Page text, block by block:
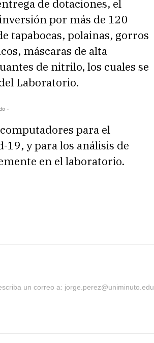
de dotaciones, el
por más de 120
tapabocas, polainas, gorros
máscaras de alta
de nitrilo, los cuales se
Laboratorio.
-
para el
19, y para los análisis de
en el laboratorio.
un correo a: jorge.perez@uniminuto.edu